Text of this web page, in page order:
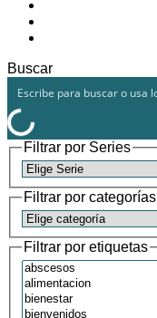
Buscar
Filtrar por Series
Filtrar por categorías
Filtrar por etiquetas